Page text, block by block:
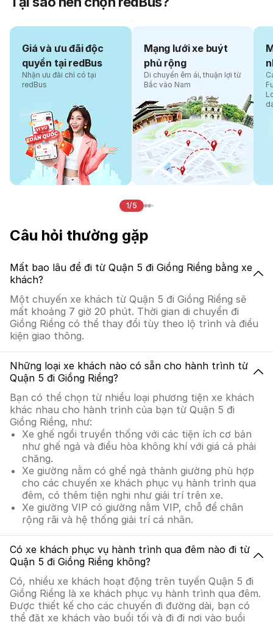
Giá và ưu đãi độc
quyền tại redBus
Nhận ưu đãi chỉ có tại
redBus
Mạng lưới xe buýt
phủ rộng
Di chuyển êm ái, thuận lợi từ
Bắc vào Nam
1/5
Câu hỏi thường gặp
Mất bao lâu để đi từ Quận 5 đi Giồng Riềng bằng xe
khách?
Một chuyến xe khách từ Quận 5 đi Giồng Riềng sẽ
mất khoảng 7 giờ 20 phút. Thời gian di chuyển đi
Giồng Riềng có thể thay đổi tùy theo lộ trình và điều
kiện giao thông.
Những loại xe khách nào có sẵn cho hành trình từ
Quận 5 đi Giồng Riềng?
Bạn có thể chọn từ nhiều loại phương tiện xe khách
khác nhau cho hành trình của bạn từ Quận 5 đi
Giồng Riềng, như:
Xe ghế ngồi truyền thống với các tiện ích cơ bản
như ghế ngả và điều hòa không khí với giá cả phải
chăng.
Xe giường nằm có ghế ngả thành giường phù hợp
cho các chuyến xe khách phục vụ hành trình qua
đêm, có thêm tiện nghi như giải trí trên xe.
Xe giường VIP có giường nằm VIP, chỗ để chân
rộng rãi và hệ thống giải trí cá nhân.
Có xe khách phục vụ hành trình qua đêm nào đi từ
Quận 5 đi Giồng Riềng không?
Có, nhiều xe khách hoạt động trên tuyến Quận 5 đi
Giồng Riềng là xe khách phục vụ hành trình qua đêm.
Được thiết kế cho các chuyến đi đường dài, bạn có
thể đặt xe khách vào buổi tối và đi đi nơi vào buổi